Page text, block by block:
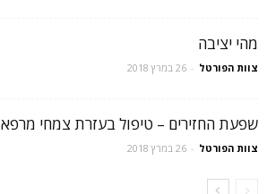
מהי יציבה
צוות הפורטל - 26 במרץ 2018
שפעת החזירים – טיפול בעזרת צמחי מרפא
צוות הפורטל - 26 במרץ 2018